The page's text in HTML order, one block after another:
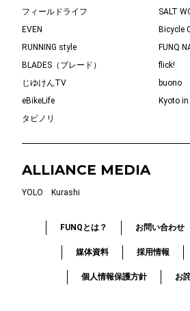
フィールドライフ
SALT
EVEN
Bicycle
RUNNING style
FUNQ
BLADES（ブレード）
flick!
じゆけんTV
buono
eBikeLife
Kyoto
タビノリ
ALLIANCE MEDIA
YOLO Kurashi
FUNQとは？ お問い合わせ
媒体資料 採用情報
個人情報保護方針 お